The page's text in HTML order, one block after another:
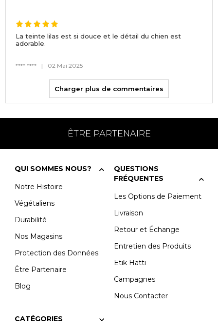
La teinte lilas est si douce et le détail du chien est
adorable.
**** **** | 02 Mai 2025
Charger plus de commentaires
ÊTRE PARTENAIRE
QUI SOMMES NOUS?
Notre Histoire
Végétaliens
Durabilité
Nos Magasins
Protection des Données
Être Partenaire
Blog
QUESTIONS
FRÉQUENTES
Les Options de Paiement
Livraison
Retour et Échange
Entretien des Produits
Etik Hattı
Campagnes
Nous Contacter
CATÉGORIES